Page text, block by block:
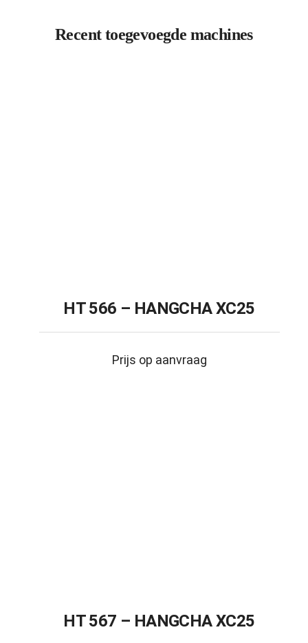
Recent toegevoegde machines
HT 566 – HANGCHA XC25
Prijs op aanvraag
HT 567 – HANGCHA XC25